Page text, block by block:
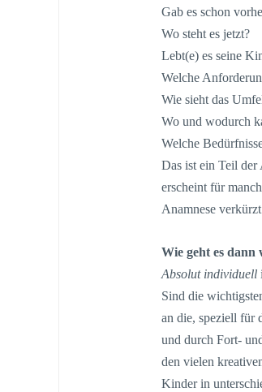
Gab es schon
Wo steht es jetzt?
Lebt(e) es seine
Welche
Wie sieht das
Wo und wodurch
Welche
Das ist ein Teil der
erscheint für
Anamnese
Wie geht es dann
Absolut individuell
Sind die
an die, speziell für
und durch Fort-
den vielen
Kinder in